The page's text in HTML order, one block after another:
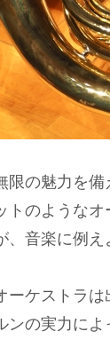
の魅力を備
のようなオ
音楽に例え
ケストラは
の実力によ